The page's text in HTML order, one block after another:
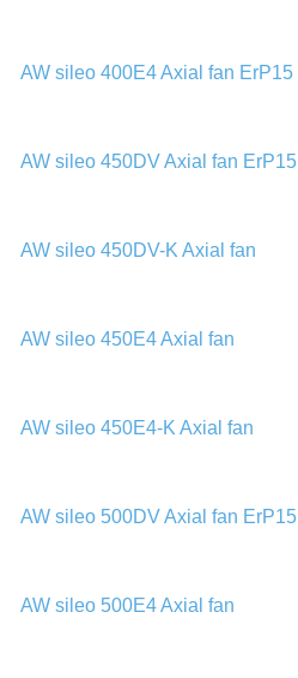
AW sileo 400E4 Axial fan ErP15
AW sileo 450DV Axial fan ErP15
AW sileo 450DV-K Axial fan
AW sileo 450E4 Axial fan
AW sileo 450E4-K Axial fan
AW sileo 500DV Axial fan ErP15
AW sileo 500E4 Axial fan